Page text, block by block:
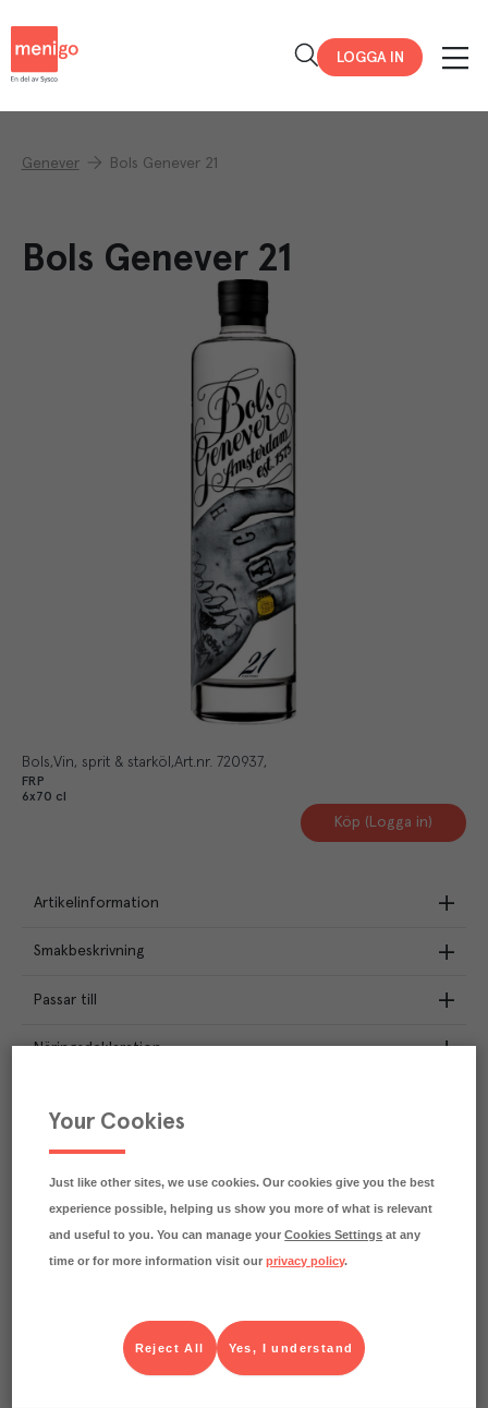
LOGGA IN
Genever Bols Genever 21
Bols Genever 21
Bols Vin, sprit & starköl Art.nr. 720937
FRP
6x70 cl
Köp (Logga in)
Artikelinformation
Smakbeskrivning
Passar till
Näringsdeklaration
CO₂e/kg
Varje kilo av varan påverkar klimatet motsvarande
Läs mer om hur vi beräknar klimatavtryck
Your Cookies
Just like other sites, we use cookies. Our cookies give you the best
experience possible, helping us show you more of what is relevant
and useful to you. You can manage yourCookies Settings at any
time or for more information visit ourprivacy policy.
Yes, I understand
Reject All